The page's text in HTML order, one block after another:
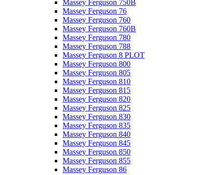
Massey Ferguson 750B
Massey Ferguson 76
Massey Ferguson 760
Massey Ferguson 760B
Massey Ferguson 780
Massey Ferguson 788
Massey Ferguson 8 PLOT
Massey Ferguson 800
Massey Ferguson 805
Massey Ferguson 810
Massey Ferguson 815
Massey Ferguson 820
Massey Ferguson 825
Massey Ferguson 830
Massey Ferguson 835
Massey Ferguson 840
Massey Ferguson 845
Massey Ferguson 850
Massey Ferguson 855
Massey Ferguson 86